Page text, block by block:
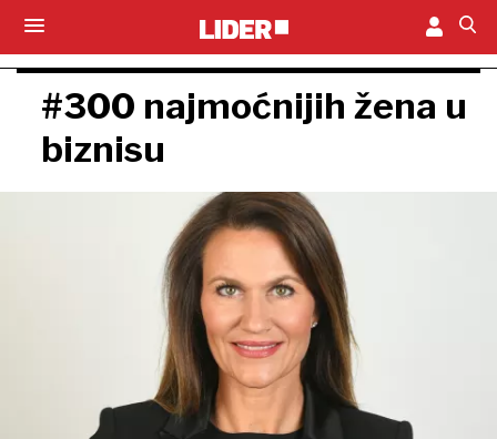
#300 najmoćnijih žena u
biznisu